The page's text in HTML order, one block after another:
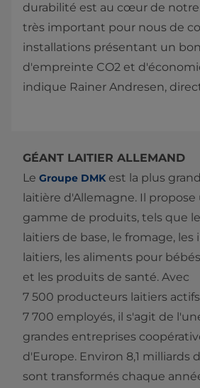
durabilité est au cœur de
très important pour nous de
installations présentant un
d'empreinte CO2 et
indique Rainer Andresen,
GÉANT LAITIER ALLEMAND
Le Groupe DMK est la plus
laitière d'Allemagne. Il propose
gamme de produits, tels que
laitiers de base, le fromage,
laitiers, les aliments pour
et les produits de santé. Avec
7 500 producteurs laitiers
7 700 employés, il s'agit de
grandes entreprises
d'Europe. Environ 8,1 milliards
sont transformés chaque